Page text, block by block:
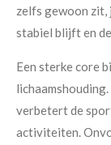
zelfs gewoon zit,
stabiel blijft en
Een sterke core
verbetert de
activiteiten.